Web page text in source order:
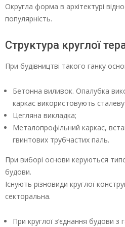
Округла форма в архітектурі
популярність.
Структура круглої
При будівництві такого ганку
Бетонна виливок. Опалубка
каркас використовують
Цегляна викладка;
Металопрофільний каркас,
гвинтових трубчастих паль.
При виборі основи керуються
будови.
Існують різновиди круглої
секторальна.
При круглої з’єднання будови з